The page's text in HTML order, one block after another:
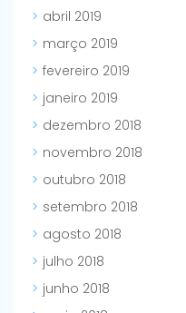
abril 2019
março 2019
fevereiro 2019
janeiro 2019
dezembro 2018
novembro 2018
outubro 2018
setembro 2018
agosto 2018
julho 2018
junho 2018